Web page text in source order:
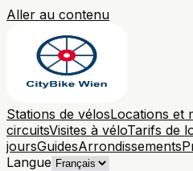
Aller au contenu
Stations de vélosLocations et
circuitsVisites à véloTarifs de
joursGuidesArrondissements
Langue